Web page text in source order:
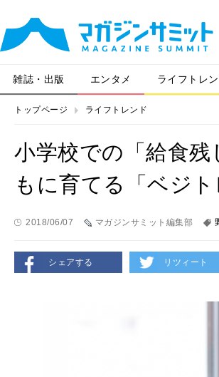
雑誌・出版 エンタメ ライフトレ
トップページ ライフトレンド
小学校での「給食
もに育てる「ベジ
2018/06/07 マガジンサミット編集部
シェアする リツィート